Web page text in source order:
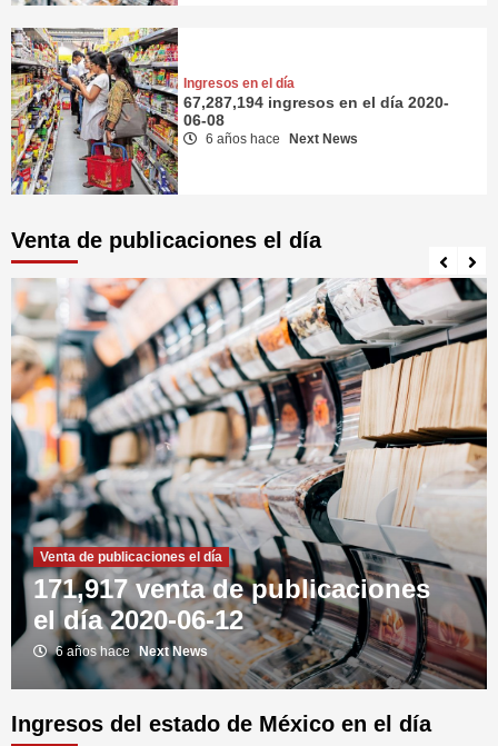
Ingresos en el día
67,287,194 ingresos en el día 2020-
06-08
6 años hace Next News
Venta de publicaciones el día
Venta de publicaciones el día
171,917 venta de publicaciones
el día 2020-06-12
6 años hace Next News
Ingresos del estado de México en el día